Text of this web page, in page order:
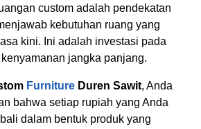
custom adalah pendekatan
kebutuhan ruang yang
kini. Ini adalah investasi pada
jangka panjang.
Furniture Duren Sawit, Anda
bahwa setiap rupiah yang Anda
dalam bentuk produk yang